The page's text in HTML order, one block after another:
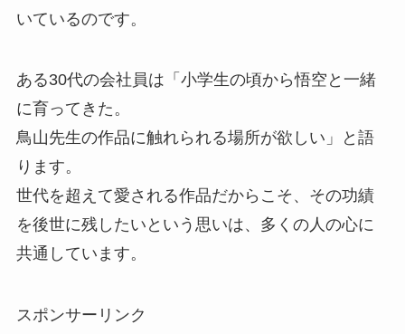
いているのです。
ある30代の会社員は「小学生の頃から悟空と一緒
に育ってきた。
鳥山先生の作品に触れられる場所が欲しい」と語
ります。
世代を超えて愛される作品だからこそ、その功績
を後世に残したいという思いは、多くの人の心に
共通しています。
スポンサーリンク